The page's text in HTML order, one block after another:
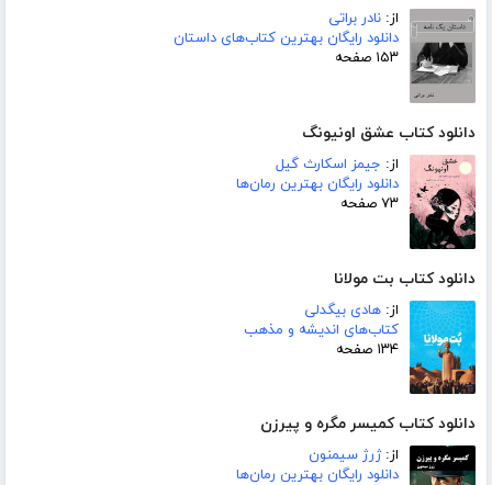
از: نادر براتی
دانلود رایگان بهترین کتاب‌های داستان
۱۵۳ صفحه
دانلود کتاب عشق اونیونگ
از: جیمز اسکارث گیل
دانلود رایگان بهترین رمان‌ها
۷۳ صفحه
دانلود کتاب بت مولانا
از: هادی بیگدلی
کتاب‌های اندیشه و مذهب
۱۳۴ صفحه
دانلود کتاب کمیسر مگره و پیرزن
از:ژرژ سیمنون
دانلود رایگان بهترین رمان‌ها